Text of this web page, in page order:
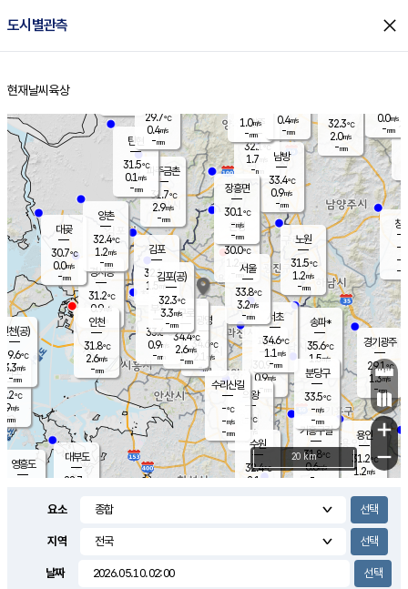
도시별관측 close
홈
현재날씨 육상
의도
℃
m/s
mm
영흥도
양주
32.1℃
1.7
-mm
과천
30.9℃
0.9m/s
- mm
용인
31.2℃
1.2m/s
경기광주
29.1℃
1.3m/s
-mm
1.5m/s
대부도
28.7
경서동
31.2℃
0.9m/s
-mm
파주금촌
31.7℃
2.9m/s
-mm
32.3℃
2.0m/s
-mm
대곶
30.7℃
0.0m/s
-mm
창
-
-m/
-
탄현
31.5℃
0.1 m/s
-mm
0.0m/s
-mm
의왕
- ℃
m/s
mm
김포
32.1℃
1.5 m/s
mm
광명
34.6 ℃
2.1 m/s
-mm
부천
33.6℃
0.9m/s
-mm
양촌
32.4℃
1.2m/s
-mm
구로
34.4℃
2.6m/s
-mm
은평
30.0℃
1.2 m/s
- mm
노원
31.5℃
1.2m/s
-mm
송파*
35.6℃
1.5m/s
-mm
서초
34.6℃
1.1 m/s
-mm
남방
33.4℃
0.9m/s
-mm
기흥구갈
31.8℃
0.6m/s
-
수리산길
-℃
-m/s
-mm
분당구
33.5℃
-m/s
-mm
장흥면
30.1℃
-m/s
-mm
1.0m/s
-mm
인천(공)
29.6℃
3.3m/s
-mm
김포(공)
32.3℃
3.3m/s
-mm
수원
32.4℃
2.1 m/s
인천
31.8℃
2.6m/s
-mm
서울
33.8℃
3.2m/s
-mm
29.7℃
0.4m/s
-mm
0.4m/s
-mm
+
−
20 km
요소
지역
날짜